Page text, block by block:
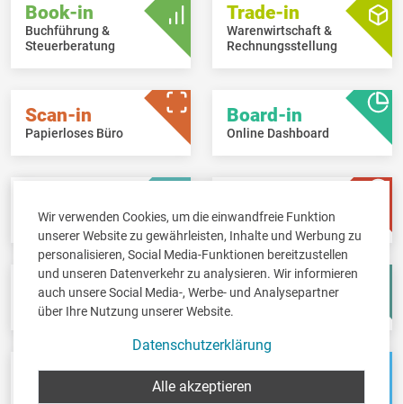
Wir verwenden Cookies, um die einwandfreie Funktion
unserer Website zu gewährleisten, Inhalte und Werbung zu
personalisieren, Social Media-Funktionen bereitzustellen
und unseren Datenverkehr zu analysieren. Wir informieren
auch unsere Social Media-, Werbe- und Analysepartner
über Ihre Nutzung unserer Website.
Datenschutzerklärung
Alle akzeptieren
Book-in
Buchführung &
Steuerberatung
Trade-in
Warenwirtschaft &
Rechnungsstellung
Scan-in
Papierloses Büro
Board-in
Online Dashboard
Lohnbuchhaltung Zeitwirtschaft
Fisc-in
Steuererklärungen
Account-in
Jahresabschlüsse
Pos-in Net-in
Webshops &